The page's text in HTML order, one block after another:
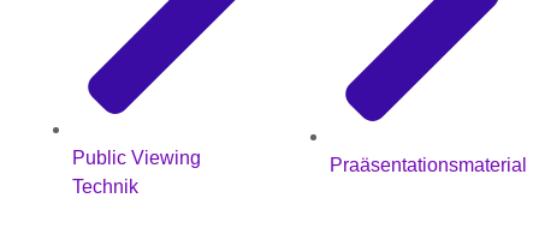
Public Viewing
Technik
Praäsentationsmaterial